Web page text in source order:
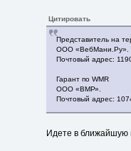
Цитировать
Представитель на
ООО «ВебМани.Ру».
Почтовый адрес:
Гарант по WMR
ООО «ВМР».
Почтовый адрес:
Идете в ближайшую